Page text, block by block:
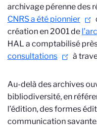
archivage pérenne des
CNRS a été pionnier
création en 2001 de
HAL a comptabilisé
consultations
à
Au-delà des archives
bibliodiversité, en
l’édition, des formes
communication